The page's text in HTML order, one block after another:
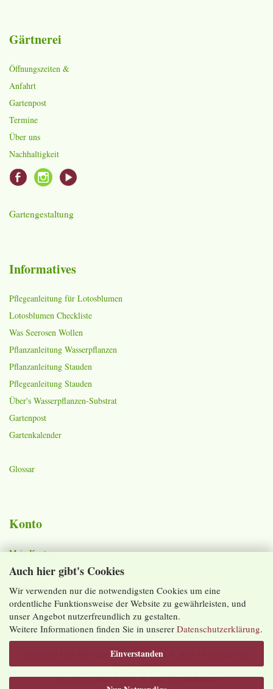
Auch hier gibt's Cookies
Wir verwenden nur die notwendigsten Cookies um eine
ordentliche Funktionsweise der Website zu gewährleisten, und
unser Angebot nutzerfreundlich zu gestalten.
Weitere Informationen finden Sie in unserer Datenschutzerklärung.
Einverstanden
Gärtnerei
Öffnungszeiten &
Anfahrt
Gartenpost
Termine
Über uns
Nachhaltigkeit
Gartengestaltung
Informatives
Pflegeanleitung für Lotosblumen
Lotosblumen Checkliste
Was Seerosen Wollen
Pflanzanleitung Wasserpflanzen
Pflanzanleitung Stauden
Pflegeanleitung Stauden
Über's Wasserpflanzen-Substrat
Gartenpost
Gartenkalender
Glossar
Konto
Mein Konto
Warenkorb
Merkzettel
Lieferzeiten und Versandkosten
by Gambio.com © 2026 | Template von
JungCreative.
Alle Preise inkl. MwSt. & zzgl. Versandkosten